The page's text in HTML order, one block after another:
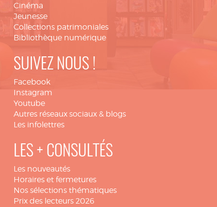
Cinéma
Jeunesse
Collections patrimoniales
Bibliothèque numérique
SUIVEZ NOUS !
Facebook
Instagram
Youtube
Autres réseaux sociaux & blogs
Les infolettres
LES + CONSULTÉS
Les nouveautés
Horaires et fermetures
Nos sélections thématiques
Prix des lecteurs 2026